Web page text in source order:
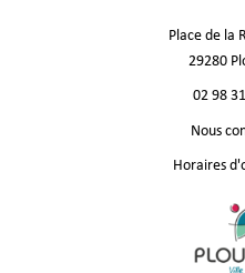
Place de la
29280
02 98
Nous
Horaires